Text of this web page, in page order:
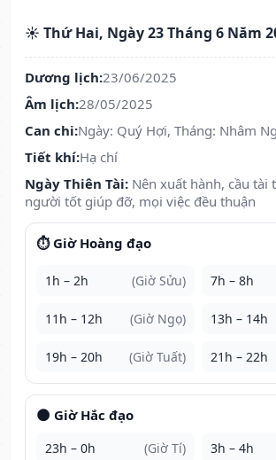
☀️ Thứ Hai, Ngày 23 Tháng 6 Năm
Dương lịch:23/06/2025
Âm lịch:28/05/2025
Can chi:Ngày: Quý Hợi, Tháng: Nhâm
Tiết khí:Hạ chí
Ngày Thiên Tài: Nên xuất hành, cầu tài
người tốt giúp đỡ, mọi việc đều thuận
⏱️ Giờ Hoàng đạo
1h – 2h (Giờ Sửu) 7h – 8h
11h – 12h (Giờ Ngọ) 13h – 14h
19h – 20h (Giờ Tuất) 21h – 22h
🌑 Giờ Hắc đạo
23h – 0h (Giờ Tí) 3h – 4h